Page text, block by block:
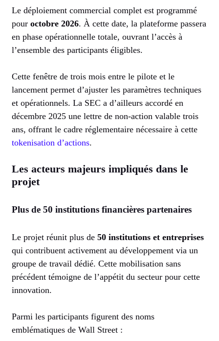
Le déploiement commercial complet est programmé
pour octobre 2026. À cette date, la plateforme passera
en phase opérationnelle totale, ouvrant l’accès à
l’ensemble des participants éligibles.
Cette fenêtre de trois mois entre le pilote et le
lancement permet d’ajuster les paramètres techniques
et opérationnels. La SEC a d’ailleurs accordé en
décembre 2025 une lettre de non-action valable trois
ans, offrant le cadre réglementaire nécessaire à cette
tokenisation d’actions.
Les acteurs majeurs impliqués dans le
projet
Plus de 50 institutions financières partenaires
Le projet réunit plus de 50 institutions et entreprises
qui contribuent activement au développement via un
groupe de travail dédié. Cette mobilisation sans
précédent témoigne de l’appétit du secteur pour cette
innovation.
Parmi les participants figurent des noms
emblématiques de Wall Street :